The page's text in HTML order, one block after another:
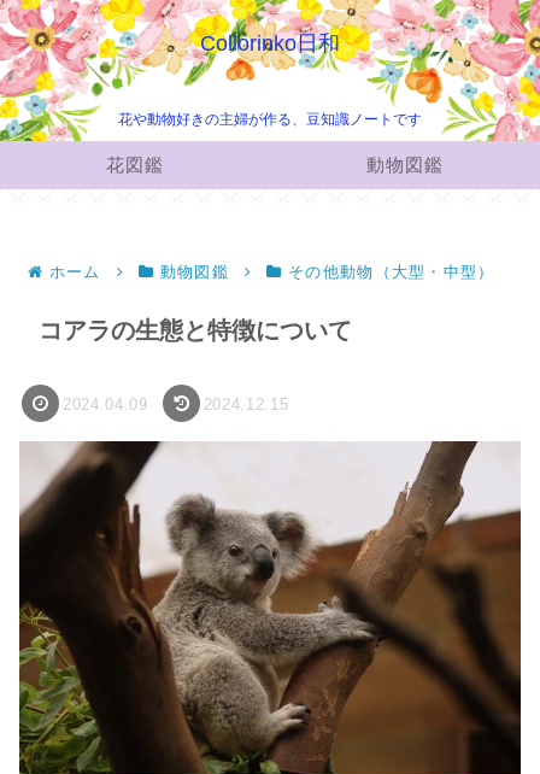
Collorinko日和
花や動物好きの主婦が作る、豆知識ノートです
花図鑑 動物図鑑
ホーム 動物図鑑 その他動物（大型・中型）
コアラの生態と特徴について
2024.04.09 2024.12.15